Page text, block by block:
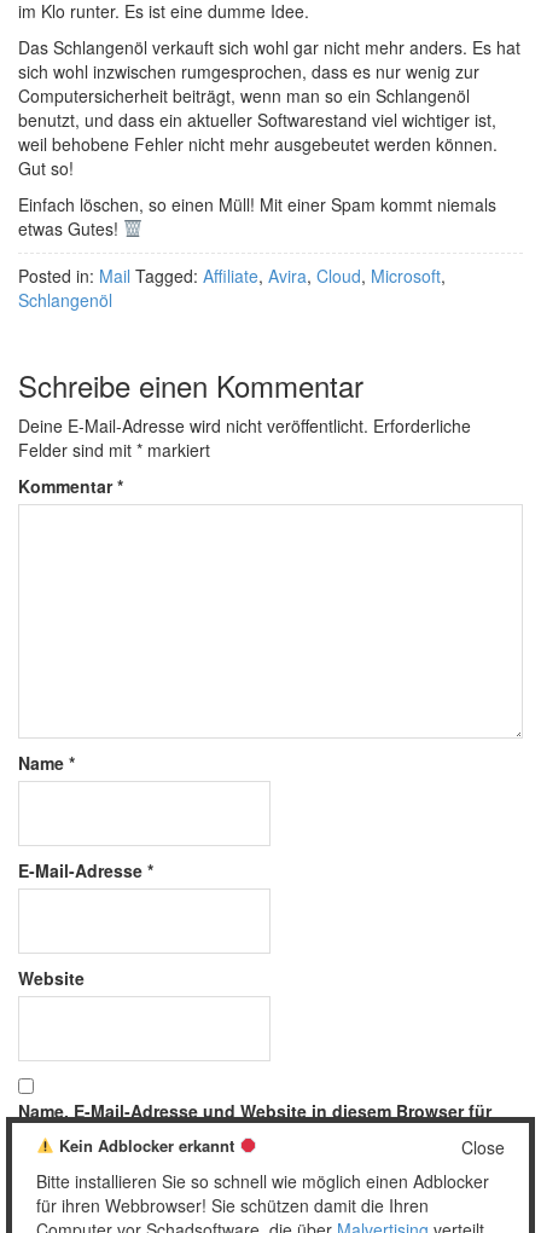
im Klo runter. Es ist eine dumme Idee.
Das Schlangenöl verkauft sich wohl gar nicht mehr anders. Es hat
sich wohl inzwischen rumgesprochen, dass es nur wenig zur
Computersicherheit beiträgt, wenn man so ein Schlangenöl
benutzt, und dass ein aktueller Softwarestand viel wichtiger ist,
weil behobene Fehler nicht mehr ausgebeutet werden können.
Gut so!
Einfach löschen, so einen Müll! Mit einer Spam kommt niemals
etwas Gutes!
Posted in: Mail Tagged: Affiliate, Avira, Cloud, Microsoft,
Schlangenöl
Schreibe einen Kommentar
Deine E-Mail-Adresse wird nicht veröffentlicht. Erforderliche
Felder sind mit * markiert
Kommentar*
Name *
E-Mail-Adresse *
Website
Name, E-Mail-Adresse und Website in diesem Browser für
meinen nächsten Kommentar speichern.
Close
Kein Adblocker erkannt
Bitte installieren Sie so schnell wie möglich einen Adblocker
für ihren Webbrowser! Sie schützen damit die Ihren